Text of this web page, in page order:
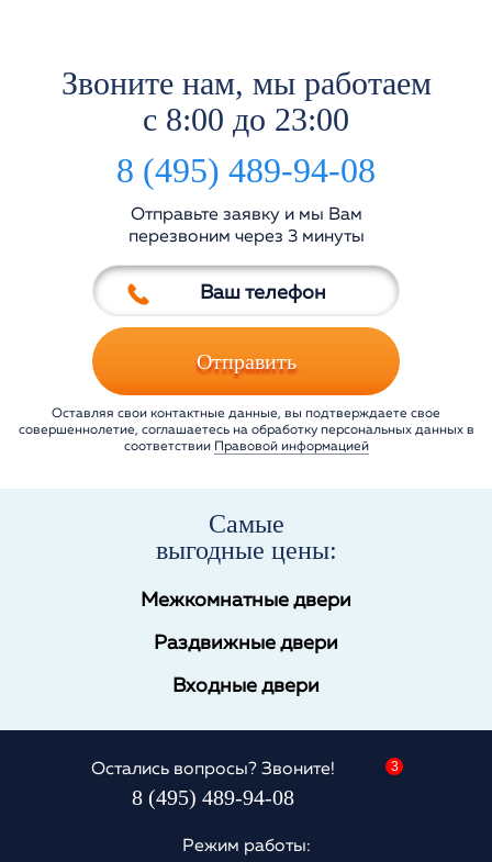
Звоните нам, мы работаем
с 8:00 до 23:00
8 (495) 489-94-08
Отправьте заявку и мы Вам
перезвоним через 3 минуты
Отправить
Оставляя свои контактные данные, вы подтверждаете свое
совершеннолетие, соглашаетесь на обработку персональных данных в
соответствии Правовой информацией
Самые
выгодные цены:
Межкомнатные двери
Раздвижные двери
Входные двери
Остались вопросы? Звоните!
8 (495) 489-94-08
3
Режим работы: